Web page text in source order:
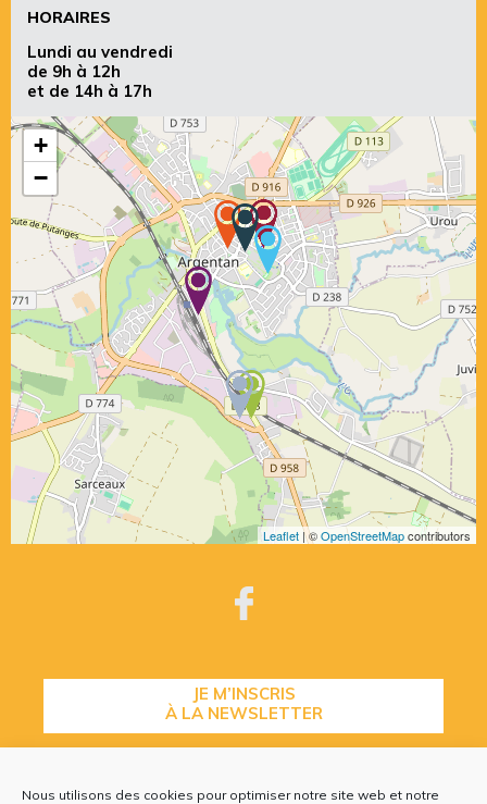
Nous utilisons des cookies pour optimiser notre site web et notre
HORAIRES
Lundi au vendredi
de 9h à 12h
et de 14h à 17h
+
−
Leaflet | ©OpenStreetMapcontributors
JE M’INSCRIS
À LA NEWSLETTER